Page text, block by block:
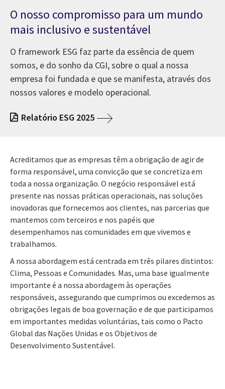
O nosso compromisso para um mundo
mais inclusivo e sustentável
O framework ESG faz parte da essência de quem
somos, e do sonho da CGI, sobre o qual a nossa
empresa foi fundada e que se manifesta, através dos
nossos valores e modelo operacional.
Relatório ESG 2025
Acreditamos que as empresas têm a obrigação de agir de
forma responsável, uma convicção que se concretiza em
toda a nossa organização. O negócio responsável está
presente nas nossas práticas operacionais, nas soluções
inovadoras que fornecemos aos clientes, nas parcerias que
mantemos com terceiros e nos papéis que
desempenhamos nas comunidades em que vivemos e
trabalhamos.
A nossa abordagem está centrada em três pilares distintos:
Clima, Pessoas e Comunidades. Mas, uma base igualmente
importante é a nossa abordagem às operações
responsáveis, assegurando que cumprimos ou excedemos as
obrigações legais de boa governação e de que participamos
em importantes medidas voluntárias, tais como o Pacto
Global das Nações Unidas e os Objetivos de
Desenvolvimento Sustentável.